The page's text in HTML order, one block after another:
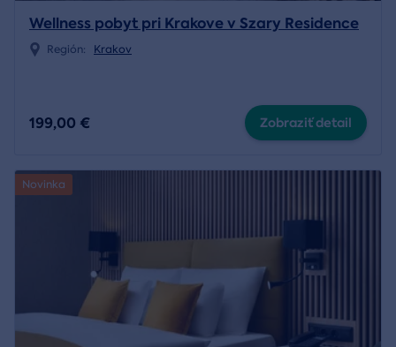
Wellness pobyt pri Krakove v Szary Residence
Región: Krakov
199,00 € Zobraziť detail
Novinka